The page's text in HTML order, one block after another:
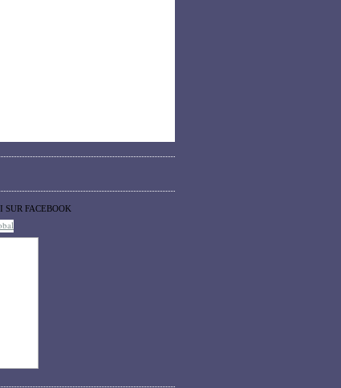
SUR FACEBOOK